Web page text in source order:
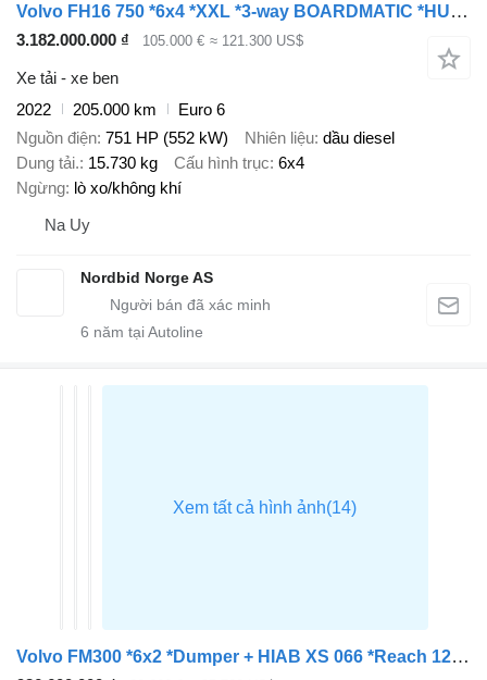
Volvo FH16 750 *6x4 *XXL *3-way BOARDMATIC *HUB REDUCT. *Retarder
3.182.000.000 ₫ 105.000 € ≈ 121.300 US$
Xe tải - xe ben
2022
205.000 km
Euro 6
Nguồn điện 751 HP (552 kW) Nhiên liệu dầu diesel
Dung tải. 15.730 kg Cấu hình trục 6x4
Ngừng lò xo/không khí
Na Uy
Nordbid Norge AS
6 năm tại Autoline
Volvo FM300 *6x2 *Dumper + HIAB XS 066 *Reach 12m *BOX 4,90m